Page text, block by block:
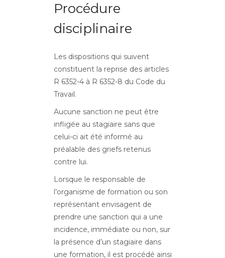
Procédure
disciplinaire
Les dispositions qui suivent
constituent la reprise des articles
R 6352-4 à R 6352-8 du Code du
Travail.
Aucune sanction ne peut être
infligée au stagiaire sans que
celui-ci ait été informé au
préalable des griefs retenus
contre lui.
Lorsque le responsable de
l’organisme de formation ou son
représentant envisagent de
prendre une sanction qui a une
incidence, immédiate ou non, sur
la présence d’un stagiaire dans
une formation, il est procédé ainsi